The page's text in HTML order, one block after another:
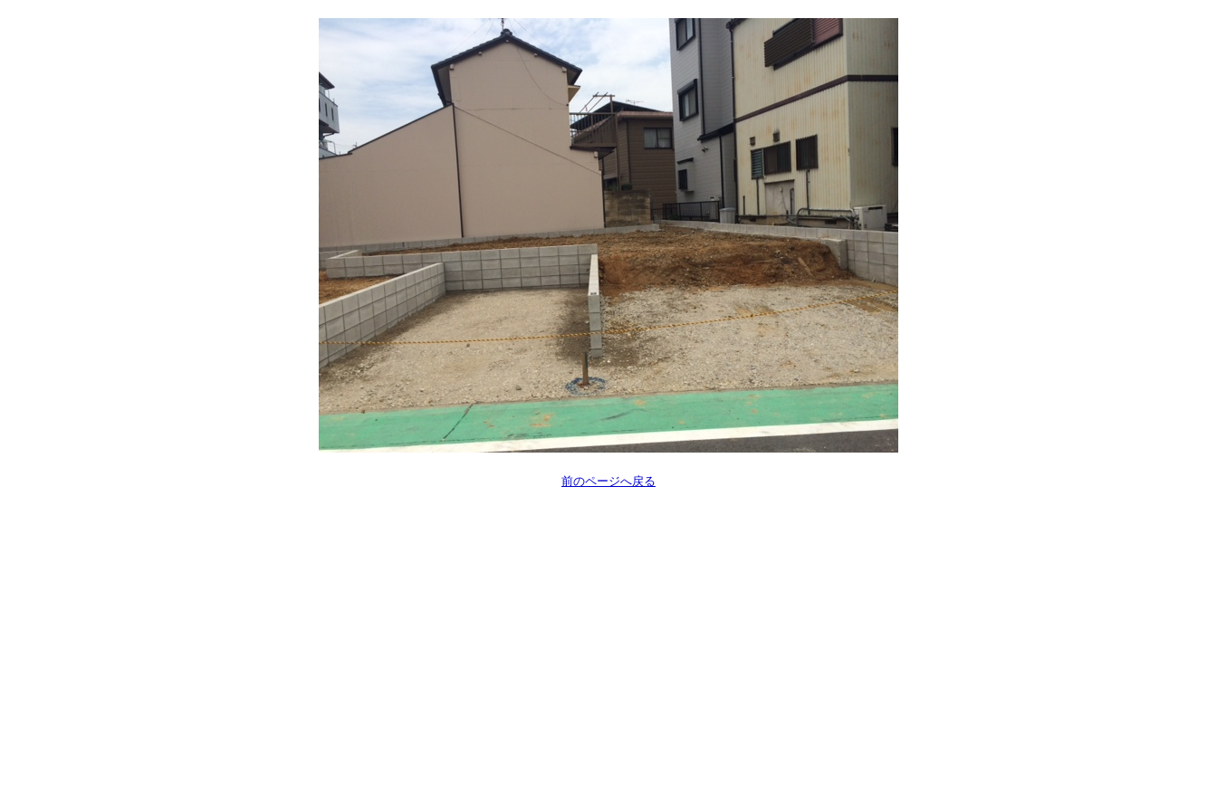
前のページへ戻る